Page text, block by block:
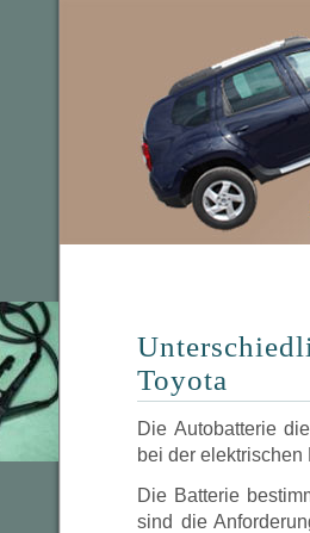
Toyota
Die Autobatterie
bei der elektrischen
Die Batterie
sind die